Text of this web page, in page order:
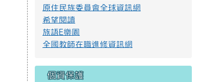
原住民族委員會全球資訊網
希望閱讀
族語E樂園
全國教師在職進修資訊網
個資保護